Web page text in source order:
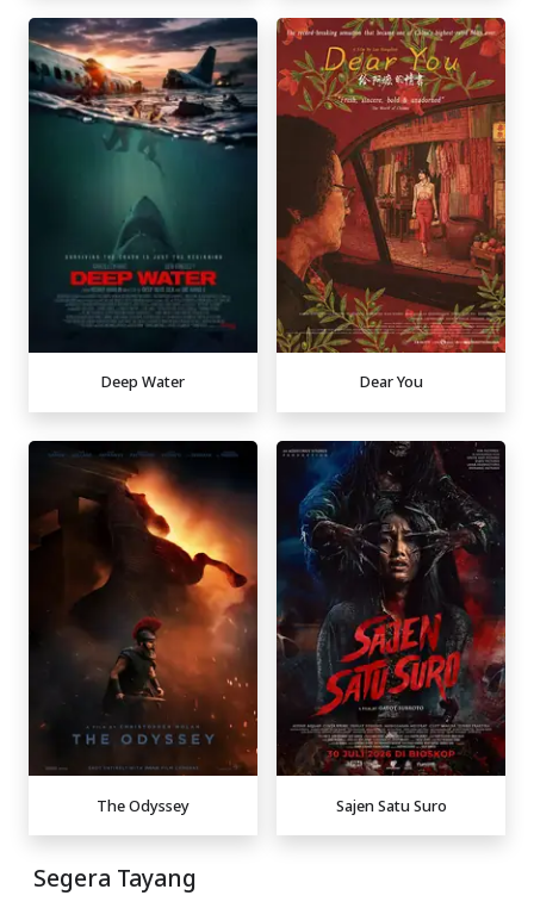
Deep Water Dear You
The Odyssey Sajen Satu Suro
Segera Tayang